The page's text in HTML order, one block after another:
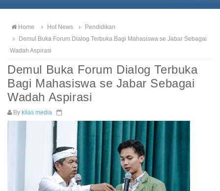
Home Hot News
Pendidikan
Demul Buka Forum Dialog Terbuka Bagi Mahasiswa se Jabar Sebagai
Wadah Aspirasi
Demul Buka Forum Dialog Terbuka
Bagi Mahasiswa se Jabar Sebagai
Wadah Aspirasi
By kilas media